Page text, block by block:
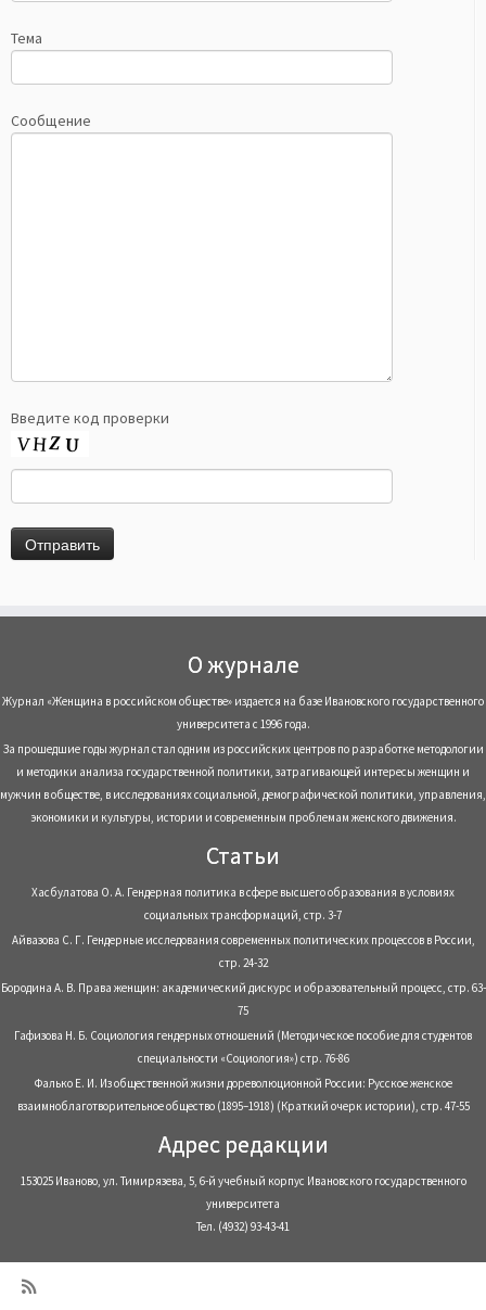
Тема
Сообщение
Введите код проверки
О журнале
Журнал «Женщина в российском обществе» издается на базе Ивановского государственного
университета с 1996 года.
За прошедшие годы журнал стал одним из российских центров по разработке методологии
и методики анализа государственной политики, затрагивающей интересы женщин и
мужчин в обществе, в исследованиях социальной, демографической политики, управления,
экономики и культуры, истории и современным проблемам женского движения.
Статьи
Хасбулатова О. А. Гендерная политика в сфере высшего образования в условиях
социальных трансформаций, стр. 3-7
Айвазова С. Г. Гендерные исследования современных политических процессов в России,
стр. 24-32
Бородина А. В. Права женщин: академический дискурс и образовательный процесс, стр. 63-
75
Гафизова Н. Б. Социология гендерных отношений (Методическое пособие для студентов
специальности «Социология») стр. 76-86
Фалько Е. И. Из общественной жизни дореволюционной России: Русское женское
взаимноблаготворительное общество (1895–1918) (Краткий очерк истории), стр. 47-55
Адрес редакции
153025 Иваново, ул. Тимирязева, 5, 6-й учебный корпус Ивановского государственного
университета
Тел. (4932) 93-43-41